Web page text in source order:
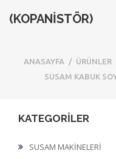
(KOPANİSTÖR)
ANASAYFA / ÜRÜNLER
SUSAM KABUK
KATEGORİLER
SUSAM MAKİNELERİ